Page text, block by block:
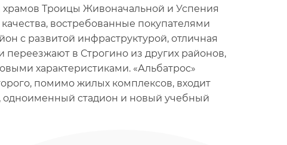
Троицы Живоначальной и Успения
востребованные покупателями
с развитой инфраструктурой, отличная
переезжают в Строгино из других районов,
характеристиками. «Альбатрос»
помимо жилых комплексов, входит
одноименный стадион и новый учебный